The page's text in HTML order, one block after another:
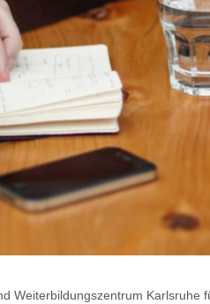
Weiterbildungszentrum Karlsruhe